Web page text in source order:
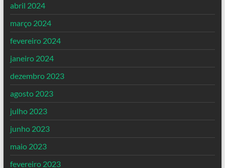
abril 2024
março 2024
fevereiro 2024
janeiro 2024
dezembro 2023
agosto 2023
julho 2023
junho 2023
maio 2023
fevereiro 2023